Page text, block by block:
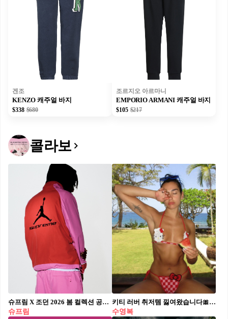
겐조
KENZO 캐주얼 바지
$338 $680
조르지오 아르마니
EMPORIO ARMANI 캐주얼 바지
$105 $217
콜라보
슈프림 X 조던 2026 봄 컬렉션 공개🏀🔥 조던과 슈프림이 협업한 2026년 봄 시즌 컬렉션이 공개됐습니다. 이번 컬렉션 라인업은 후디 레더 자켓과 트랙 자켓, 저지, 집업 후디, 후디 스웻셔츠, 트랙 팬츠, 농구 쇼츠 등으로 구성됐습니다. 이번 컬렉션에서 두 브랜드는 슈프림의 시그니처 디테일과 조던의 헤리티지 마크를 기반으로, 블랙/유니버시티 레드 , 서밋 화이트/셀레스틴 블루 , 파이어 핑크/유니버시티 레드의 세 가지 핵심 컬러웨이를 적용하여 일관성을 유지했습니다. 슈프림 X 조던 2026년 봄 컬렉션은 6월 6일부터 슈프림 서울에서 만나볼 수 있습니다.
슈프림
키티 러버 취저템 낋여왔습니다🎀 제니, 리사, 두아 리파까지 착용하며 화제를 모은 GCDS X 헬로 키티 콜라보! 큐티섹시한 매력의 스윔웨어부터 탑까지 다양한 아이템으로 시선을 사로잡았고, 밀라노의 제과점 ‘피콜로 판’에서는 5월 15~16일 양일간 헬로 키티 디저트도 선보였답니다. 올여름, 키치한 키티와 함께 스타일도 기분도 핫하게 즐겨볼까요?❤️‍🔥🌞
수영복